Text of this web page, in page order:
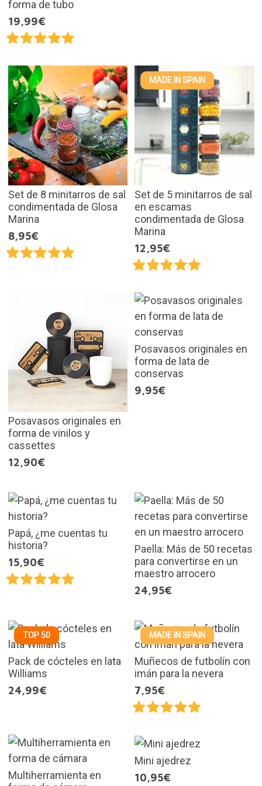
forma de tubo
19,99€
Set de 8 minitarros de sal
condimentada de Glosa
Marina
8,95€
MADE IN SPAIN
Set de 5 minitarros de sal
en escamas
condimentada de Glosa
Marina
12,95€
Posavasos originales en
forma de vinilos y
cassettes
12,90€
Posavasos originales en
forma de lata de
conservas
9,95€
Papá, ¿me cuentas tu
historia?
15,90€
Paella: Más de 50 recetas
para convertirse en un
maestro arrocero
24,95€
TOP 50
Pack de cócteles en lata
Williams
24,99€
MADE IN SPAIN
Muñecos de futbolín con
imán para la nevera
7,95€
Multiherramienta en
Mini ajedrez
10,95€